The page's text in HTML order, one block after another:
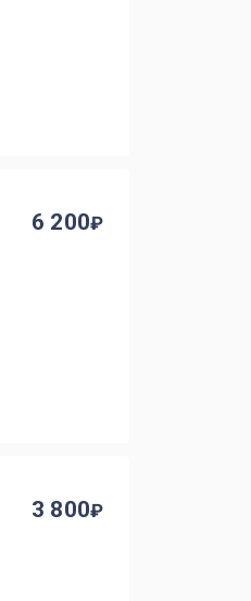
6 200
3 800